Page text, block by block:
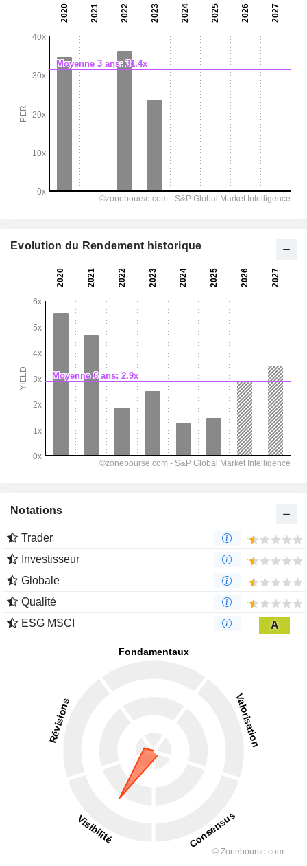
Evolution du Rendement historique
Notations
Trader
Investisseur
Globale
Qualité
ESG MSCI
A